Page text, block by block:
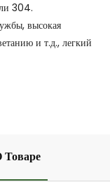
304.
высокая
и т.д., легкий